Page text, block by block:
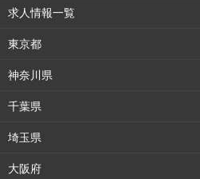
求人情報一覧
東京都
神奈川県
千葉県
埼玉県
大阪府